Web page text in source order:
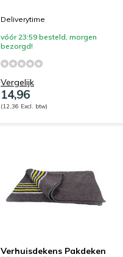
Deliverytime
vóór 23:59 besteld, morgen
bezorgd!
Vergelijk
14,96
(12,36 Excl. btw)
Verhuisdekens Pakdeken